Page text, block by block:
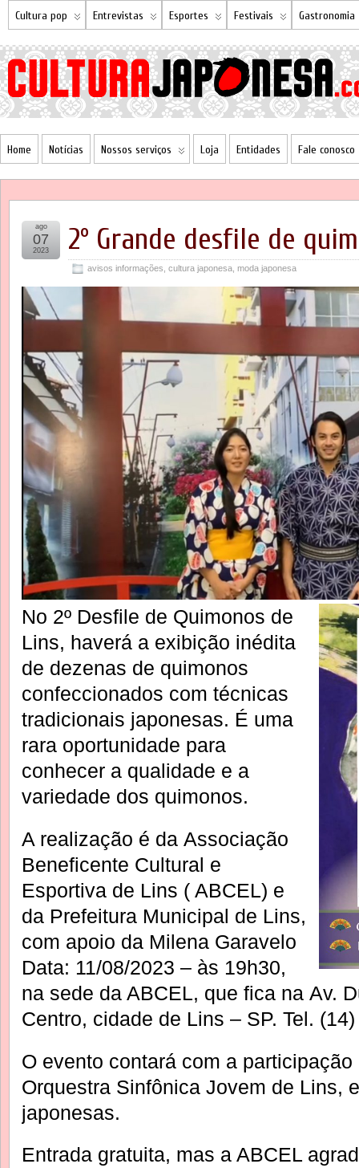
Cultura pop Entrevistas Esportes Festivais Gastronomia
Home Notícias Nossos serviços Loja Entidades Fale conosco
2º Grande desfile de
avisos informações cultura japonesa moda japonesa
ago
07
2023
No 2º Desfile de Quimonos de
Lins, haverá a exibição inédita
de dezenas de quimonos
confeccionados com técnicas
tradicionais japonesas. É uma
rara oportunidade para
conhecer a qualidade e a
variedade dos quimonos.
A realização é da Associação
Beneficente Cultural e
Esportiva de Lins ( ABCEL) e
da Prefeitura Municipal de Lins,
com apoio da Milena Garavelo
Data: 11/08/2023 – às 19h30,
na sede da ABCEL, que fica na Av.
Centro, cidade de Lins – SP. Tel.
O evento contará com a
Orquestra Sinfônica Jovem de Lins,
japonesas.
Entrada gratuita, mas a ABCEL